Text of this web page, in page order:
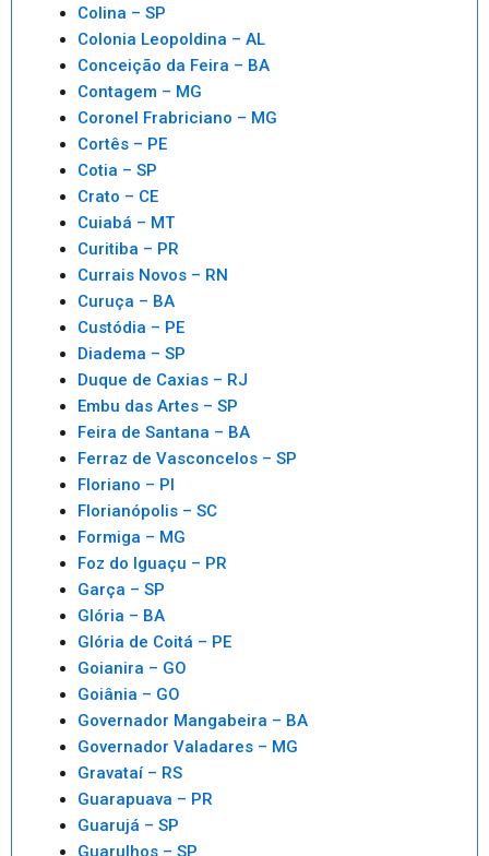
Colina – SP
Colonia Leopoldina – AL
Conceição da Feira – BA
Contagem – MG
Coronel Frabriciano – MG
Cortês – PE
Cotia – SP
Crato – CE
Cuiabá – MT
Curitiba – PR
Currais Novos – RN
Curuça – BA
Custódia – PE
Diadema – SP
Duque de Caxias – RJ
Embu das Artes – SP
Feira de Santana – BA
Ferraz de Vasconcelos – SP
Floriano – PI
Florianópolis – SC
Formiga – MG
Foz do Iguaçu – PR
Garça – SP
Glória – BA
Glória de Coitá – PE
Goianira – GO
Goiânia – GO
Governador Mangabeira – BA
Governador Valadares – MG
Gravataí – RS
Guarapuava – PR
Guarujá – SP
Guarulhos – SP